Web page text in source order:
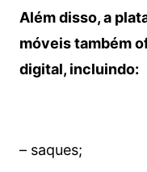
Além disso, a
móveis também
digital, incluindo:
– saques;